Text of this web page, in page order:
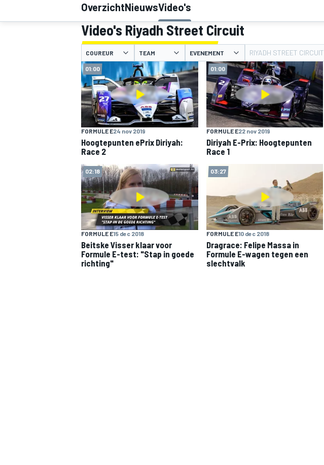
MOTOGP
INDYCAR
OverzichtNieuwsVideo's
Video's Riyadh Street Circuit
COUREUR TEAM EVENEMENT RIYADH STREET CIRCUIT
01:00
FORMULE E24 nov 2019
Hoogtepunten ePrix Diriyah:
Race 2
01:00
FORMULE E22 nov 2019
Diriyah E-Prix: Hoogtepunten
Race 1
02:18
FORMULE E15 dec 2018
Beitske Visser klaar voor
Formule E-test: "Stap in goede
richting"
03:27
FORMULE E10 dec 2018
Dragrace: Felipe Massa in
Formule E-wagen tegen een
slechtvalk